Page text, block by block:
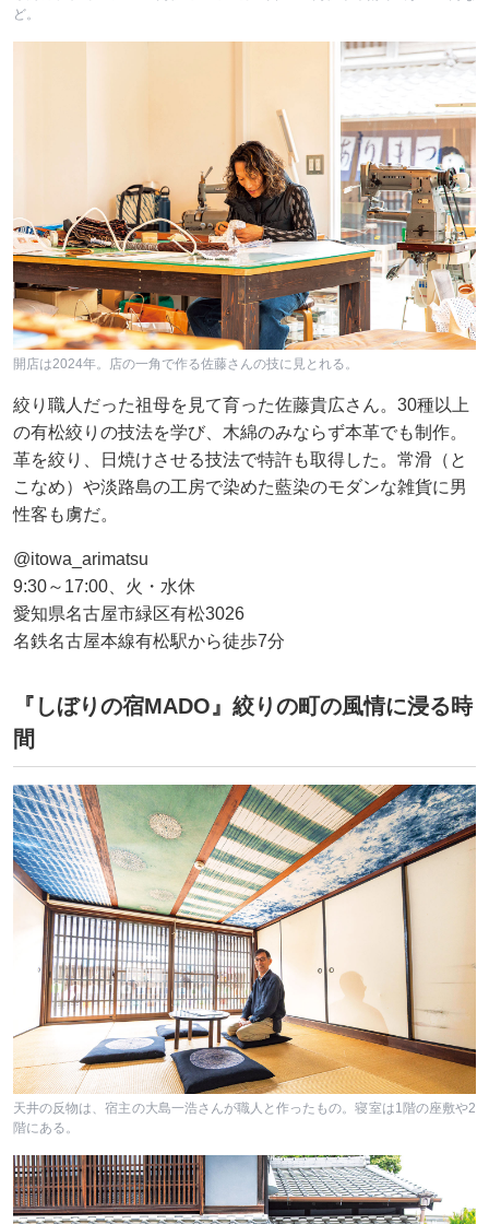
ど。
開店は2024年。店の一角で作る佐藤さんの技に見とれる。
絞り職人だった祖母を見て育った佐藤貴広さん。30種以上
の有松絞りの技法を学び、木綿のみならず本革でも制作。
革を絞り、日焼けさせる技法で特許も取得した。常滑（と
こなめ）や淡路島の工房で染めた藍染のモダンな雑貨に男
性客も虜だ。
@itowa_arimatsu
9:30～17:00、火・水休
愛知県名古屋市緑区有松3026
名鉄名古屋本線有松駅から徒歩7分
『しぼりの宿MADO』絞りの町の風情に浸る時
間
天井の反物は、宿主の大島一浩さんが職人と作ったもの。寝室は1階の座敷や2
階にある。